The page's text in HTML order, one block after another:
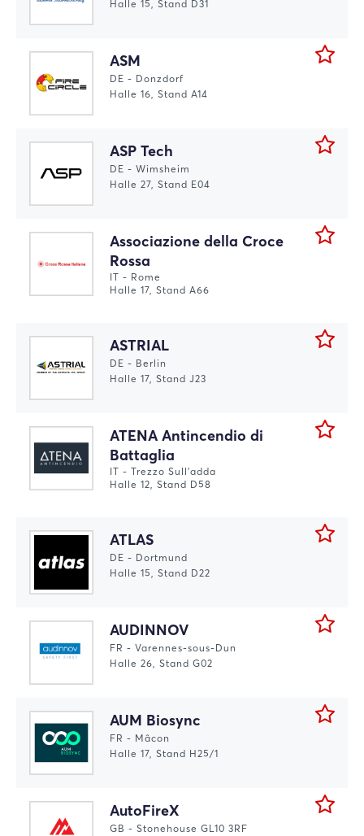
Halle 15, Stand D31
ASM
DE - Donzdorf
Halle 16, Stand A14
ASP Tech
DE - Wimsheim
Halle 27, Stand E04
Associazione della Croce
Rossa
IT - Rome
Halle 17, Stand A66
ASTRIAL
DE - Berlin
Halle 17, Stand J23
ATENA Antincendio di
Battaglia
IT - Trezzo Sull'adda
Halle 12, Stand D58
ATLAS
DE - Dortmund
Halle 15, Stand D22
AUDINNOV
FR - Varennes-sous-Dun
Halle 26, Stand G02
AUM Biosync
FR - Mâcon
Halle 17, Stand H25/1
AutoFireX
GB - Stonehouse GL10 3RF